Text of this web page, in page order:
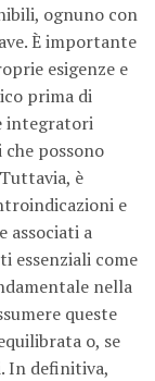
ognuno con
È importante
esigenze e
prima di
integratori
possono
è
e
associati a
essenziali come
nella
queste
o, se
In definitiva,